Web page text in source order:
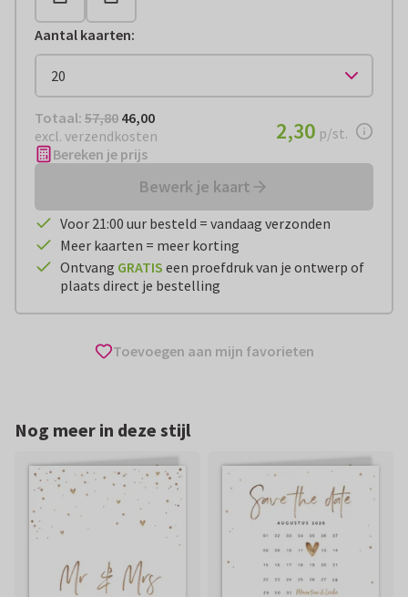
Aantal kaarten:
Totaal: € 46,00
Totaal: 57,80 46,00
excl. verzendkosten
€ 2,30per stuk
2,30 p/st.
Bereken je prijs
Bewerk je kaart
Voor 21:00 uur besteld = vandaag verzonden
Meer kaarten = meer korting
Ontvang GRATIS een proefdruk van je ontwerp of
plaats direct je bestelling
Toevoegen aan mijn favorieten
Nog meer in deze stijl